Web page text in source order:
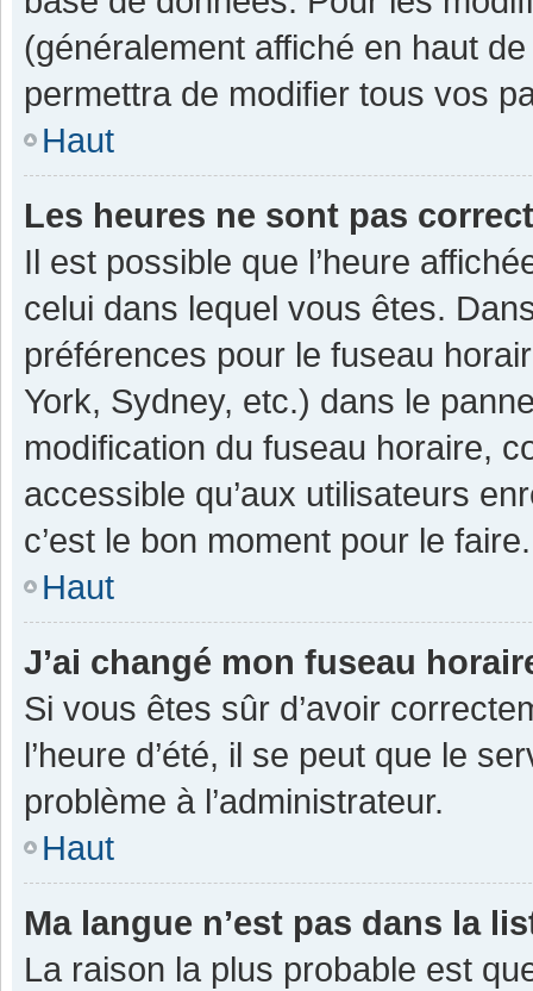
(généralement affiché en haut
permettra de modifier tous vos
Haut
Les heures ne sont pas
Il est possible que l’heure
celui dans lequel vous êtes.
préférences pour le fuseau
York, Sydney, etc.) dans le
modification du fuseau horaire,
accessible qu’aux utilisateurs
c’est le bon moment pour le faire.
Haut
J’ai changé mon fuseau
Si vous êtes sûr d’avoir
l’heure d’été, il se peut que le
problème à l’administrateur.
Haut
Ma langue n’est pas dans la
La raison la plus probable est